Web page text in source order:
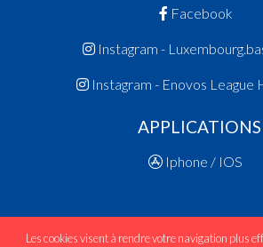
Facebook
Instagram -
Instagram - Enovos League
APPLICATIONS
Iphone / IOS
Les cookies visent à rendre votre navigation plus